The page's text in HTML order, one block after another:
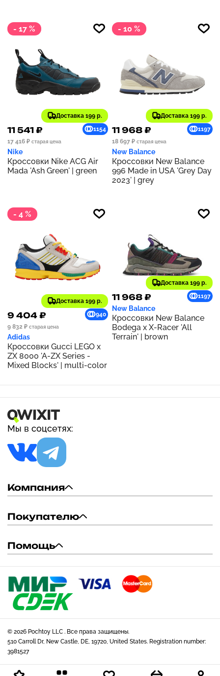
- 17 %
Доставка 199 р.
11 541 ₽
1154
17 416 ₽ старая цена
Nike
Кроссовки Nike ACG Air
Mada 'Ash Green' | green
- 10 %
Доставка 199 р.
11 968 ₽
1197
18 697 ₽ старая цена
New Balance
Кроссовки New Balance
996 Made in USA 'Grey Day
2023' | grey
- 4 %
Доставка 199 р.
9 404 ₽
940
9 832 ₽ старая цена
Adidas
Кроссовки Gucci LEGO x
ZX 8000 'A-ZX Series -
Mixed Blocks' | multi-color
Доставка 199 р.
11 968 ₽ 1197
New Balance
Кроссовки New Balance
Bodega x X-Racer 'All
Terrain' | brown
Мы в соцсетях:
Компания
Покупателю
Помощь
© 2026 Pochtoy LLC . Все права защищены.
510 Carroll Dr, New Castle, DE, 19720, United States. Registration number:
3981527